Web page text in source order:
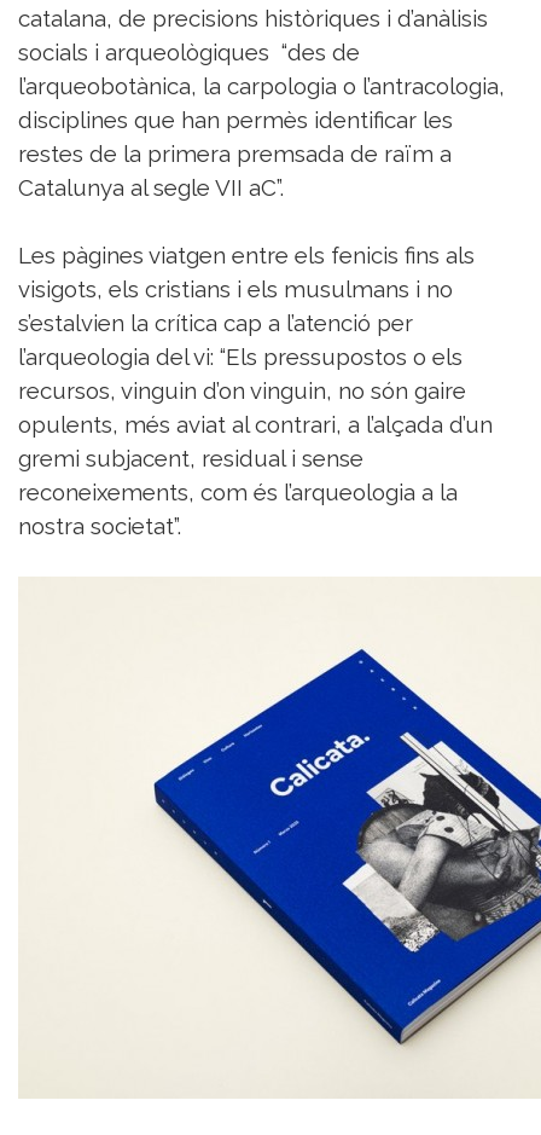
catalana, de precisions històriques i d’anàlisis
socials i arqueològiques “des de
l’arqueobotànica, la carpologia o l’antracologia,
disciplines que han permès identificar les
restes de la primera premsada de raïm a
Catalunya al segle VII aC”.
Les pàgines viatgen entre els fenicis fins als
visigots, els cristians i els musulmans i no
s’estalvien la crítica cap a l’atenció per
l’arqueologia del vi: “Els pressupostos o els
recursos, vinguin d’on vinguin, no són gaire
opulents, més aviat al contrari, a l’alçada d’un
gremi subjacent, residual i sense
reconeixements, com és l’arqueologia a la
nostra societat”.